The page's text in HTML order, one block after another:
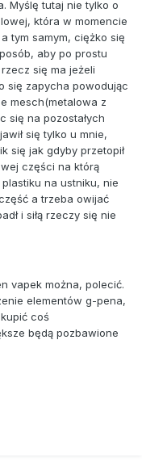
Myślę tutaj nie tylko o
która w momencie
tym samym, ciężko się
aby po prostu
się ma jeżeli
się zapycha powodując
mesch(metalowa z
się na pozostałych
się tylko u mnie,
się jak gdyby przetopił
części na którą
na ustniku, nie
a trzeba owijać
i siłą rzeczy się nie
vapek można, polecić.
elementów g-pena,
coś
będą pozbawione